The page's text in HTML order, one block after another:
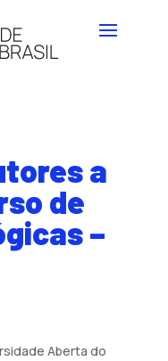
a
de
–
Aberta do